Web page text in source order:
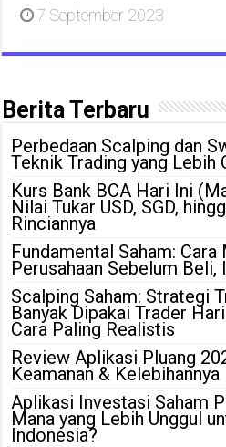
7 September 2023
Berita Terbaru
Perbedaan Scalping dan
Teknik Trading yang Lebih
Kurs Bank BCA Hari Ini
Nilai Tukar USD, SGD,
Rinciannya
Fundamental Saham:
Perusahaan Sebelum Beli,
Scalping Saham: Strategi
Banyak Dipakai Trader
Cara Paling Realistis
Review Aplikasi Pluang
Keamanan & Kelebihannya
Aplikasi Investasi Saham
Mana yang Lebih Unggul
Indonesia?